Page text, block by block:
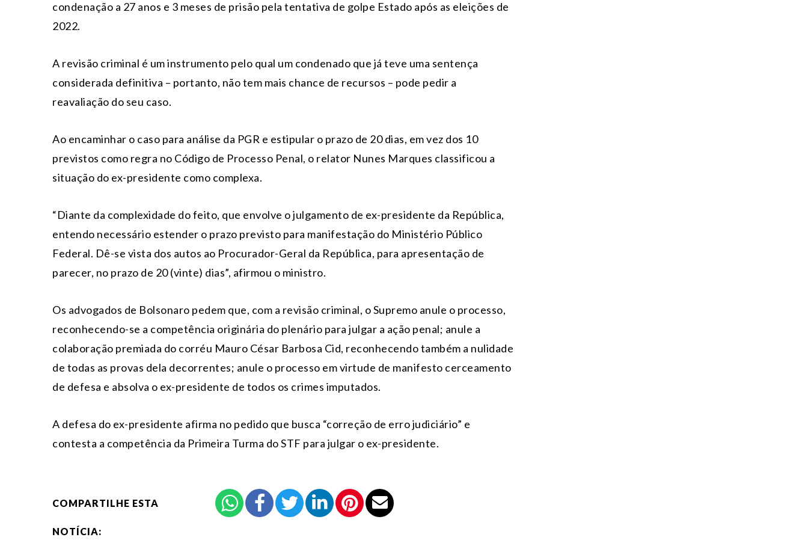
condenação a 27 anos e 3 meses de prisão pela tentativa de golpe Estado após as eleições de
2022.
A revisão criminal é um instrumento pelo qual um condenado que já teve uma sentença
considerada definitiva – portanto, não tem mais chance de recursos – pode pedir a
reavaliação do seu caso.
Ao encaminhar o caso para análise da PGR e estipular o prazo de 20 dias, em vez dos 10
previstos como regra no Código de Processo Penal, o relator Nunes Marques classificou a
situação do ex-presidente como complexa.
“Diante da complexidade do feito, que envolve o julgamento de ex-presidente da República,
entendo necessário estender o prazo previsto para manifestação do Ministério Público
Federal. Dê-se vista dos autos ao Procurador-Geral da República, para apresentação de
parecer, no prazo de 20 (vinte) dias”, afirmou o ministro.
Os advogados de Bolsonaro pedem que, com a revisão criminal, o Supremo anule o processo,
reconhecendo-se a competência originária do plenário para julgar a ação penal; anule a
colaboração premiada do corréu Mauro César Barbosa Cid, reconhecendo também a nulidade
de todas as provas dela decorrentes; anule o processo em virtude de manifesto cerceamento
de defesa e absolva o ex-presidente de todos os crimes imputados.
A defesa do ex-presidente afirma no pedido que busca “correção de erro judiciário” e
contesta a competência da Primeira Turma do STF para julgar o ex-presidente.
COMPARTILHE ESTA
NOTÍCIA: